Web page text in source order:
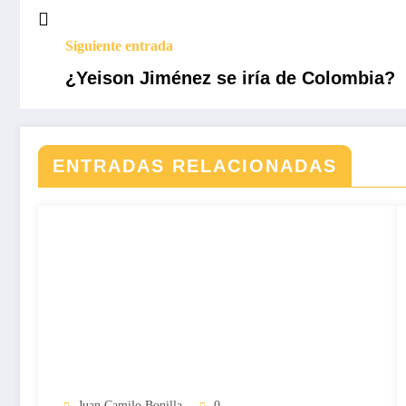
Siguiente entrada
¿Yeison Jiménez se iría de Colombia?
ENTRADAS RELACIONADAS